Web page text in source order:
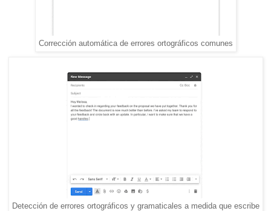
Corrección automática de errores ortográficos comunes
Detección de errores ortográficos y gramaticales a medida que escribe